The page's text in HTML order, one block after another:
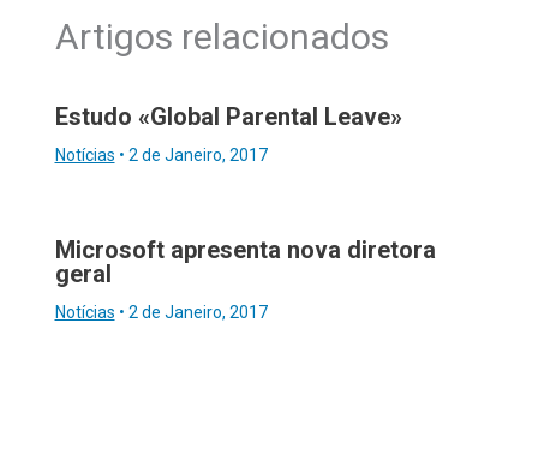
Artigos relacionados
Estudo «Global Parental Leave»
Notícias • 2 de Janeiro, 2017
Microsoft apresenta nova diretora
geral
Notícias • 2 de Janeiro, 2017